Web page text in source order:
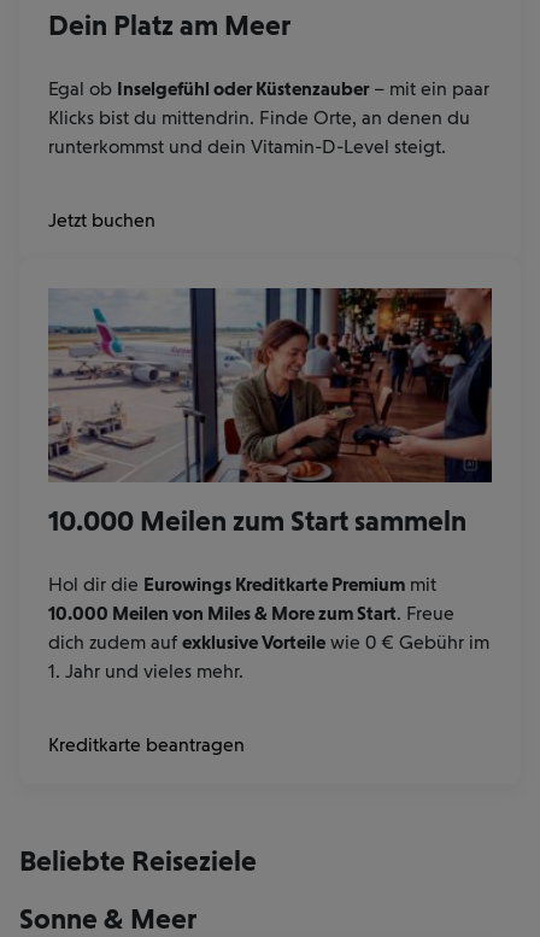
Dein Platz am Meer
Egal ob Inselgefühl oder Küstenzauber– mit ein paar
Klicks bist du mittendrin. Finde Orte, an denen du
runterkommst und dein Vitamin-D-Level steigt.
Jetzt buchen
10.000 Meilen zum Start sammeln
Hol dir die Eurowings Kreditkarte Premium mit
10.000 Meilen von Miles & More zum Start. Freue
dich zudem auf exklusive Vorteile wie 0 € Gebühr im
1. Jahr und vieles mehr.
Kreditkarte beantragen
Beliebte Reiseziele
Sonne & Meer